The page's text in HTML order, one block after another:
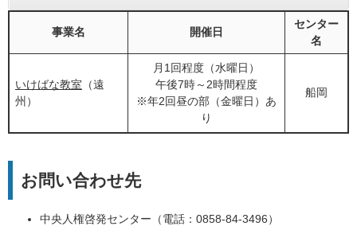
事業名 開催日
センター
名
いけばな教室 （遠
州）
月1回程度（水曜日）
午後7時～2時間程度
※年2回昼の部（金曜日）あ
り
船岡
お問い合わせ先
中央人権啓発センター（電話：0858-84-3496）